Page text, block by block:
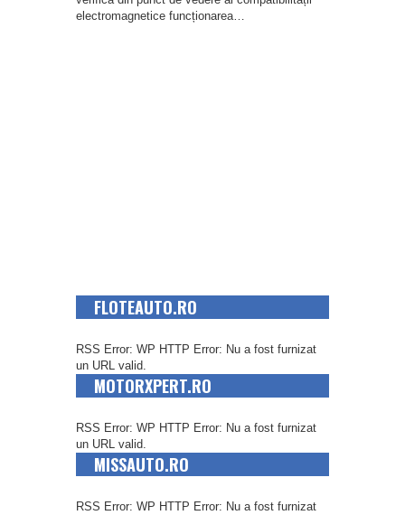
electromagnetice funcționarea…
FLOTEAUTO.RO
RSS Error: WP HTTP Error: Nu a fost furnizat
un URL valid.
MOTORXPERT.RO
RSS Error: WP HTTP Error: Nu a fost furnizat
un URL valid.
MISSAUTO.RO
RSS Error: WP HTTP Error: Nu a fost furnizat